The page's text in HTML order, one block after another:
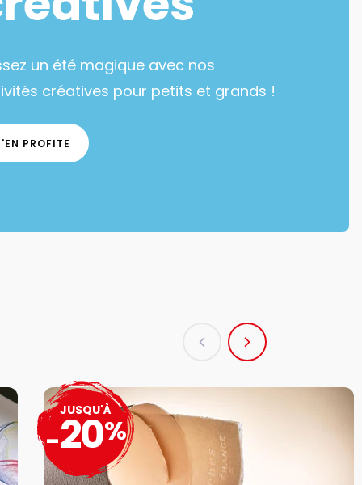
un été magique avec nos
créatives pour petits et grands !
PROFITE
JUSQU'À
-20%